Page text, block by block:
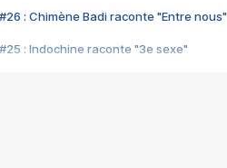
#26 : Chimène Badi raconte "Entre nous"
#25 : Indochine raconte "3e sexe"